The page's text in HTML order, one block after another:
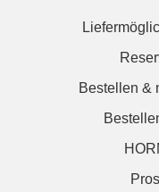
Bestellen &